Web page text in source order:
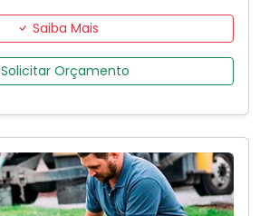
Saiba Mais
Solicitar Orçamento